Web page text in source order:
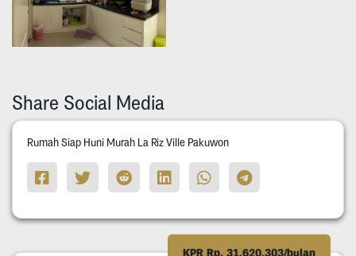
Share Social Media
Rumah Siap Huni Murah La Riz Ville Pakuwon
KPR Rp. 31,620,303/bulan